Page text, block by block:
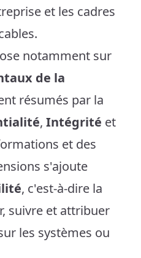
et les cadres
notamment sur
de la
résumés par la
, Intégrité et
et des
s'ajoute
, c'est-à-dire la
suivre et attribuer
les systèmes ou